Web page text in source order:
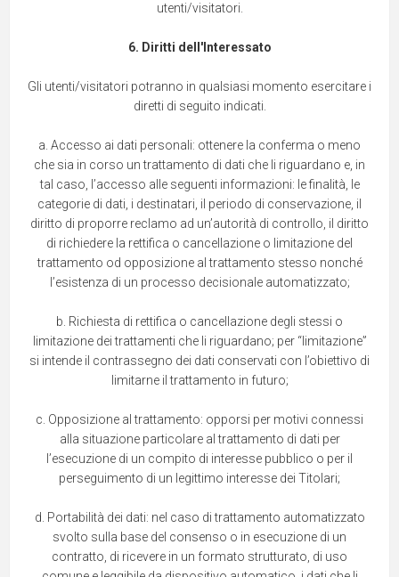
utenti/visitatori.
6. Diritti dell'Interessato
Gli utenti/visitatori potranno in qualsiasi momento esercitare i
diretti di seguito indicati.
a. Accesso ai dati personali: ottenere la conferma o meno
che sia in corso un trattamento di dati che li riguardano e, in
tal caso, l’accesso alle seguenti informazioni: le finalità, le
categorie di dati, i destinatari, il periodo di conservazione, il
diritto di proporre reclamo ad un’autorità di controllo, il diritto
di richiedere la rettifica o cancellazione o limitazione del
trattamento od opposizione al trattamento stesso nonché
l’esistenza di un processo decisionale automatizzato;
b. Richiesta di rettifica o cancellazione degli stessi o
limitazione dei trattamenti che li riguardano; per “limitazione”
si intende il contrassegno dei dati conservati con l’obiettivo di
limitarne il trattamento in futuro;
c. Opposizione al trattamento: opporsi per motivi connessi
alla situazione particolare al trattamento di dati per
l’esecuzione di un compito di interesse pubblico o per il
perseguimento di un legittimo interesse dei Titolari;
d. Portabilità dei dati: nel caso di trattamento automatizzato
svolto sulla base del consenso o in esecuzione di un
contratto, di ricevere in un formato strutturato, di uso